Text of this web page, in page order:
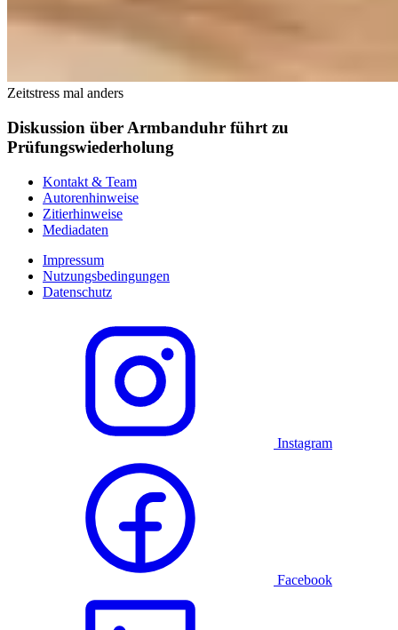
Zeitstress mal anders
Diskussion über Armbanduhr führt zu
Prüfungswiederholung
Kontakt & Team
Autorenhinweise
Zitierhinweise
Mediadaten
Impressum
Nutzungsbedingungen
Datenschutz
Instagram
Facebook